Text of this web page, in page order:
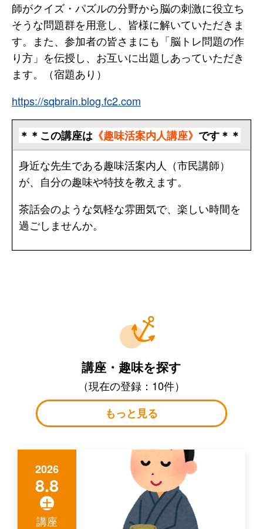
師がクイズ・パズルの分野から脳の刺激に役立ち
そうな問題群を用意し、皆様に解いていただきま
す。また、参加者の皆さまにも「脳トレ問題の作
り方」を伝授し、お互いに出題しあっていただき
ます。（宿題あり）
https://sqbrain.blog.fc2.com
＊＊この講座は 《趣味活案内人講座》 です＊＊
身近な先生である趣味活案内人（市民講師）
が、自分の趣味や特技を教えます。
茶話会のような気軽な雰囲気で、楽しい時間を
過ごしませんか。
講座・趣味を探す
（現在の登録：10件）
もっと見る
2026
8.8
土
講座